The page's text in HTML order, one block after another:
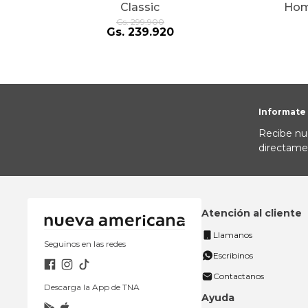
Classic
Gs. 299.900
Gs. 239.920
Informate
Recibe
Seguinos en las redes
Descarga la App de TNA
Atención al cliente
Llamanos
Escribinos
Contactanos
Ayuda